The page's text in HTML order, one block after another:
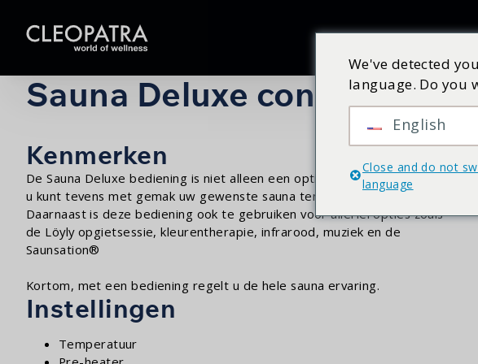
Sauna Deluxe controller
Kenmerken
De Sauna Deluxe bediening is niet alleen een optisch mooie bediening,
u kunt tevens met gemak uw gewenste sauna temperatuur instellen.
Daarnaast is deze bediening ook te gebruiken voor allerlei opties zoals
de Löyly opgietsessie, kleurentherapie, infrarood, muziek en de
Saunsation®
Kortom, met een bediening regelt u de hele sauna ervaring.
Instellingen
Temperatuur
We've detected
language. Do you
English
Close and do not
language